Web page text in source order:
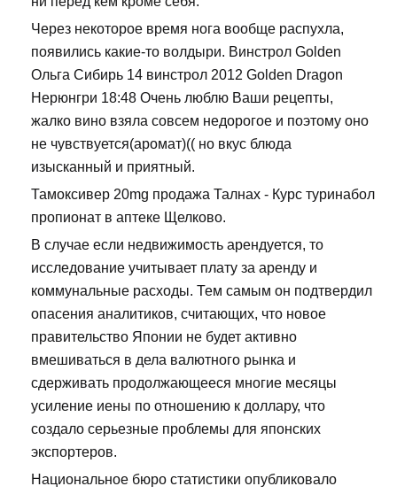
Через некоторое время нога вообще распухла,
появились какие-то волдыри. Винстрол Golden
Ольга Сибирь 14 винстрол 2012 Golden Dragon
Нерюнгри 18:48 Очень люблю Ваши рецепты,
жалко вино взяла совсем недорогое и поэтому оно
не чувствуется(аромат)(( но вкус блюда
изысканный и приятный.
Тамоксивер 20mg продажа Талнах - Курс туринабол
пропионат в аптеке Щелково.
В случае если недвижимость арендуется, то
исследование учитывает плату за аренду и
коммунальные расходы. Тем самым он подтвердил
опасения аналитиков, считающих, что новое
правительство Японии не будет активно
вмешиваться в дела валютного рынка и
сдерживать продолжающееся многие месяцы
усиление иены по отношению к доллару, что
создало серьезные проблемы для японских
экспортеров.
Национальное бюро статистики опубликовало